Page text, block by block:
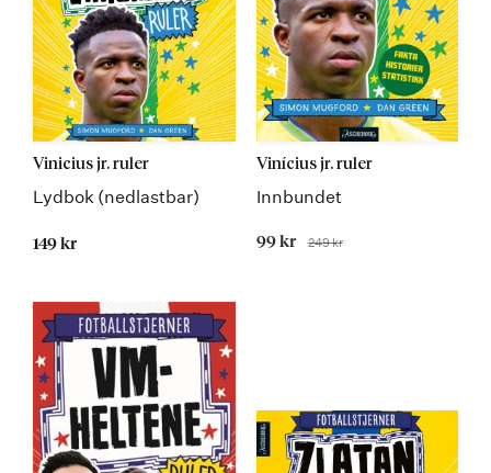
Vinicius jr. ruler
Lydbok (nedlastbar)
149 kr
Vinícius jr. ruler
Innbundet
Tilbudspris
99 kr Før
249 kr